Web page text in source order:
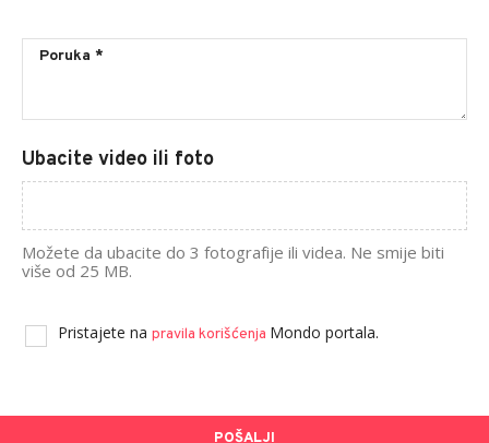
Ubacite video ili foto
Možete da ubacite do 3 fotografije ili videa. Ne smije biti
više od 25 MB.
Pristajete na pravila korišćenja Mondo portala.
POŠALJI